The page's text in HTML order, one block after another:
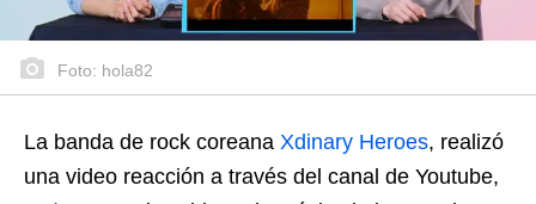
Foto: hola82
La banda de rock coreana Xdinary Heroes, realizó
una video reacción a través del canal de Youtube,